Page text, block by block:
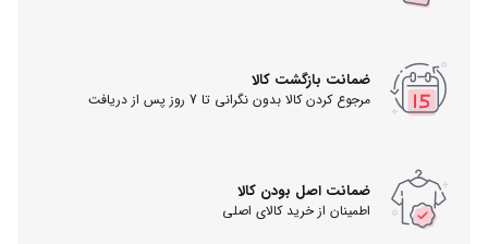
ضمانت بازگشت کالا
مرجوع کردن کالا بدون نگرانی تا 7 روز پس از دریافت
ضمانت اصل بودن کالا
اطمینان از خرید کالای اصلی